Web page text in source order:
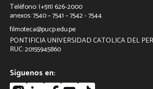
Teléfono: (+511) 626-2000
anexos: 7540 – 7541 – 7542 - 7544
filmoteca@pucp.edu.pe
PONTIFICIA UNIVERSIDAD CATOLICA DEL
RUC: 20155945860
Síguenos en: